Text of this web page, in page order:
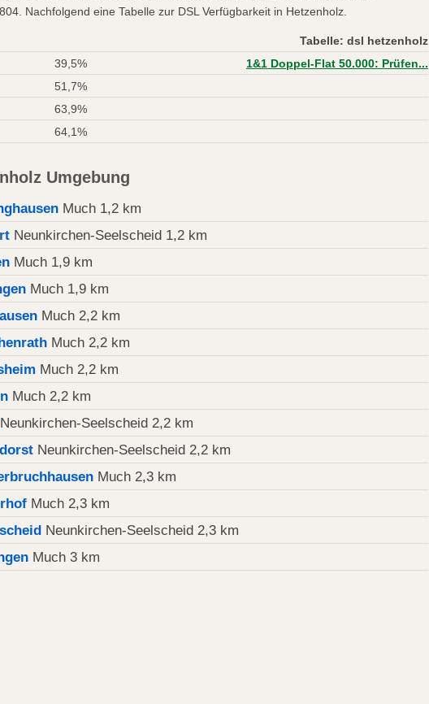
Nachfolgend eine Tabelle zur DSL Verfügbarkeit in Hetzenholz.
Tabelle: dsl hetzenholz
39,5%
1&1 Doppel-Flat 50.000: Prüfen...
51,7%
63,9%
64,1%
Umgebung
Much 1,2 km
Neunkirchen-Seelscheid 1,2 km
Much 1,9 km
Much 1,9 km
Much 2,2 km
Much 2,2 km
Much 2,2 km
Much 2,2 km
Neunkirchen-Seelscheid 2,2 km
Neunkirchen-Seelscheid 2,2 km
Much 2,3 km
Much 2,3 km
Neunkirchen-Seelscheid 2,3 km
Much 3 km